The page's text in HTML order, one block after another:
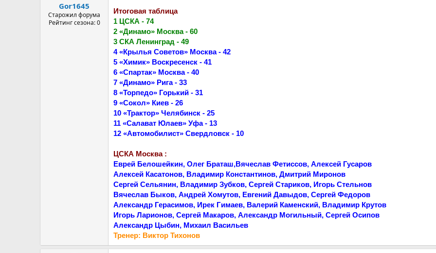
Gor1645
Старожил форума
Рейтинг сезона: 0
Итоговая таблица
1 ЦСКА - 74
2 «Динамо» Москва - 60
3 СКА Ленинград - 49
4 «Крылья Советов» Москва - 42
5 «Химик» Воскресенск - 41
6 «Спартак» Москва - 40
7 «Динамо» Рига - 33
8 «Торпедо» Горький - 31
9 «Сокол» Киев - 26
10 «Трактор» Челябинск - 25
11 «Салават Юлаев» Уфа - 13
12 «Автомобилист» Свердловск - 10
ЦСКА Москва :
Еврей Белошейкин, Олег Браташ,Вячеслав Фетиссов, Алексей Гусаров
Алексей Касатонов, Владимир Константинов, Дмитрий Миронов
Сергей Сельянин, Владимир Зубков, Сергей Стариков, Игорь Стельнов
Вячеслав Быков, Андрей Хомутов, Евгений Давыдов, Сергей Федоров
Александр Герасимов, Ирек Гимаев, Валерий Каменский, Владимир Крутов
Игорь Ларионов, Сергей Макаров, Александр Могильный, Сергей Осипов
Александр Цыбин, Михаил Васильев
Тренер: Виктор Тихонов